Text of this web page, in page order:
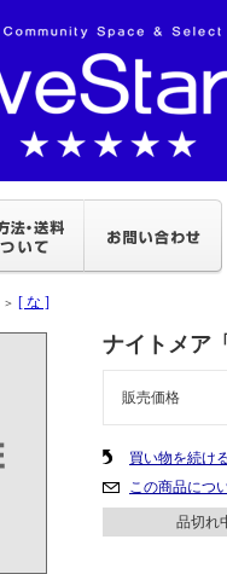
＞ [ な ]
ナイトメア
販売価格
買い物を続け
この商品につ
品切れ